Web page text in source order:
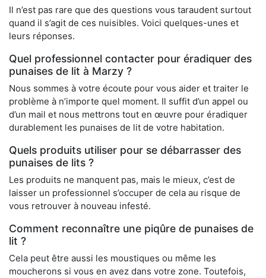
Il n’est pas rare que des questions vous taraudent surtout
quand il s’agit de ces nuisibles. Voici quelques-unes et
leurs réponses.
Quel professionnel contacter pour éradiquer des
punaises de lit à Marzy ?
Nous sommes à votre écoute pour vous aider et traiter le
problème à n’importe quel moment. Il suffit d’un appel ou
d’un mail et nous mettrons tout en œuvre pour éradiquer
durablement les punaises de lit de votre habitation.
Quels produits utiliser pour se débarrasser des
punaises de lits ?
Les produits ne manquent pas, mais le mieux, c’est de
laisser un professionnel s’occuper de cela au risque de
vous retrouver à nouveau infesté.
Comment reconnaître une piqûre de punaises de
lit ?
Cela peut être aussi les moustiques ou même les
moucherons si vous en avez dans votre zone. Toutefois,